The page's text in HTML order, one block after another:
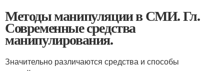
Методы манипуляции в СМИ. Гл.
Современные средства
манипулирования.
Значительно различаются средства и способы